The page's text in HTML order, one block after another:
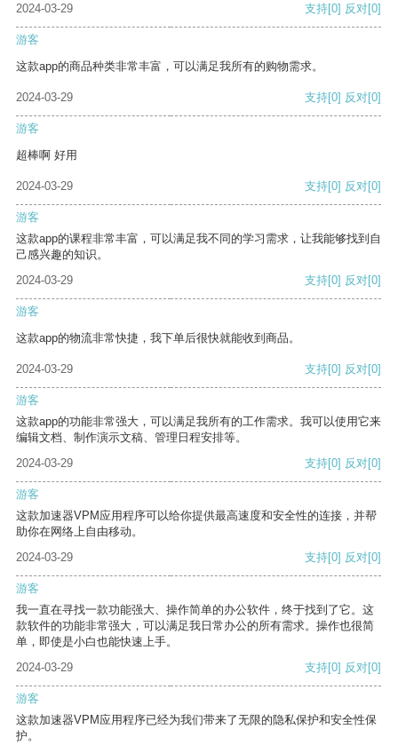
2024-03-29 支持[0] 反对[0]
游客
这款app的商品种类非常丰富，可以满足我所有的购物需求。
2024-03-29 支持[0] 反对[0]
游客
超棒啊 好用
2024-03-29 支持[0] 反对[0]
游客
这款app的课程非常丰富，可以满足我不同的学习需求，让我能够找到自
己感兴趣的知识。
2024-03-29
支持[0] 反对[0]
游客
这款app的物流非常快捷，我下单后很快就能收到商品。
2024-03-29 支持[0] 反对[0]
游客
这款app的功能非常强大，可以满足我所有的工作需求。我可以使用它来
编辑文档、制作演示文稿、管理日程安排等。
2024-03-29
支持[0] 反对[0]
游客
这款加速器VPM应用程序可以给你提供最高速度和安全性的连接，并帮
助你在网络上自由移动。
2024-03-29
支持[0] 反对[0]
游客
我一直在寻找一款功能强大、操作简单的办公软件，终于找到了它。这
款软件的功能非常强大，可以满足我日常办公的所有需求。操作也很简
单，即使是小白也能快速上手。
2024-03-29
支持[0] 反对[0]
游客
这款加速器VPM应用程序已经为我们带来了无限的隐私保护和安全性保
护。